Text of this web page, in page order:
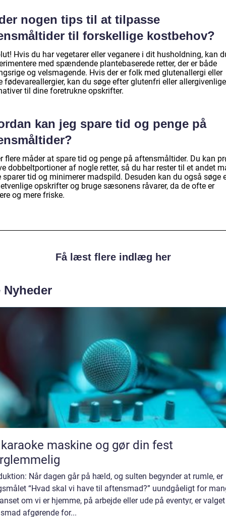
nogen tips til at tilpasse
til forskellige kostbehov?
Hvis du har vegetarer eller veganere i dit husholdning, kan
med spændende plantebaserede retter, der er både
og velsmagende. Hvis der er folk med glutenallergi eller
fødevareallergier, kan du søge efter glutenfri eller allergivenlige
til dine foretrukne opskrifter.
kan jeg spare tid og penge på
flere måder at spare tid og penge på aftensmåltider. Du kan
dobbeltportioner af nogle retter, så du har rester til et andet
sparer tid og minimerer madspild. Desuden kan du også søge
opskrifter og bruge sæsonens råvarer, da de ofte er
og mere friske.
Få læst flere indlæg her
Nyheder
maskine og gør din fest
Når dagen går på hæld, og sulten begynder at rumle, er
“Hvad skal vi have til aftensmad?” uundgåeligt for
om vi er hjemme, på arbejde eller ude på eventyr, er
afgørende for...